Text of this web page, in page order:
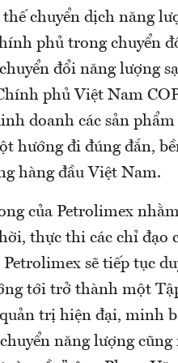
chuyển dịch năng
phủ trong chuyển
đổi năng lượng
phủ Việt Nam
doanh các sản
hướng đi đúng đắn,
hàng đầu Việt Nam.
của Petrolimex
thực thi các chỉ đạo
sẽ tiếp tục
tới trở thành một
trị hiện đại, minh
năng lượng cũng